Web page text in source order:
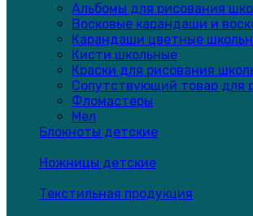
Альбомы для рисования
Восковые карандаши и
Карандаши цветные
Кисти школьные
Краски для рисования
Сопутствующий товар для
Фломастеры
Мел
Блокноты детские
Ножницы детские
Текстильная продукция